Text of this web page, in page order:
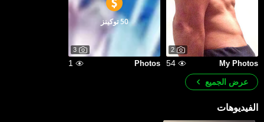
2
My Photos
54
50 توكينز
3
Photos
1
عرض الجميع
الفيديوهات